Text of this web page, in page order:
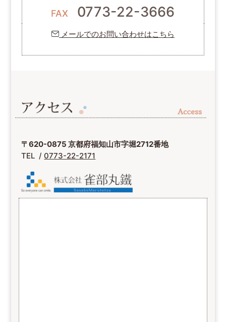
FAX 0773-22-3666
メールでのお問い合わせはこちら
〒620-0875 京都府福知山市字堀2712番地
TEL /0773-22-2171